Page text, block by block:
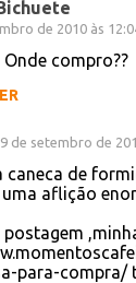
de 2010 às
Onde compro??
de setembro de
caneca de
aflição
postagem
para-compra/